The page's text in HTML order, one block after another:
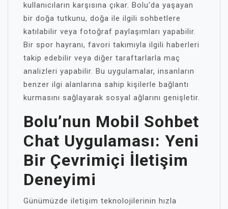
kullanıcıların karşısına çıkar. Bolu'da yaşayan
bir doğa tutkunu, doğa ile ilgili sohbetlere
katılabilir veya fotoğraf paylaşımları yapabilir.
Bir spor hayranı, favori takımıyla ilgili haberleri
takip edebilir veya diğer taraftarlarla maç
analizleri yapabilir. Bu uygulamalar, insanların
benzer ilgi alanlarına sahip kişilerle bağlantı
kurmasını sağlayarak sosyal ağlarını genişletir.
Bolu’nun Mobil Sohbet
Chat Uygulaması: Yeni
Bir Çevrimiçi İletişim
Deneyimi
Günümüzde iletişim teknolojilerinin hızla